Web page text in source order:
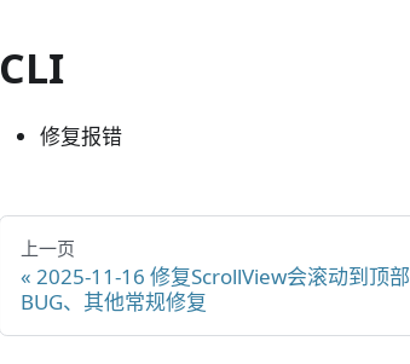
CLI
修复报错
上一页
2025-11-16 修复ScrollView会滚动到顶部
BUG、其他常规修复